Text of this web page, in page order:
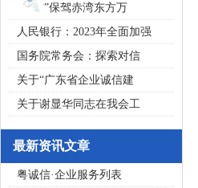
“诚信”保驾赤湾东方万
人民银行：2023年全面加强
国务院常务会：探索对信
关于“广东省企业诚信建
关于谢显华同志在我会工
最新资讯文章
粤诚信·企业服务列表